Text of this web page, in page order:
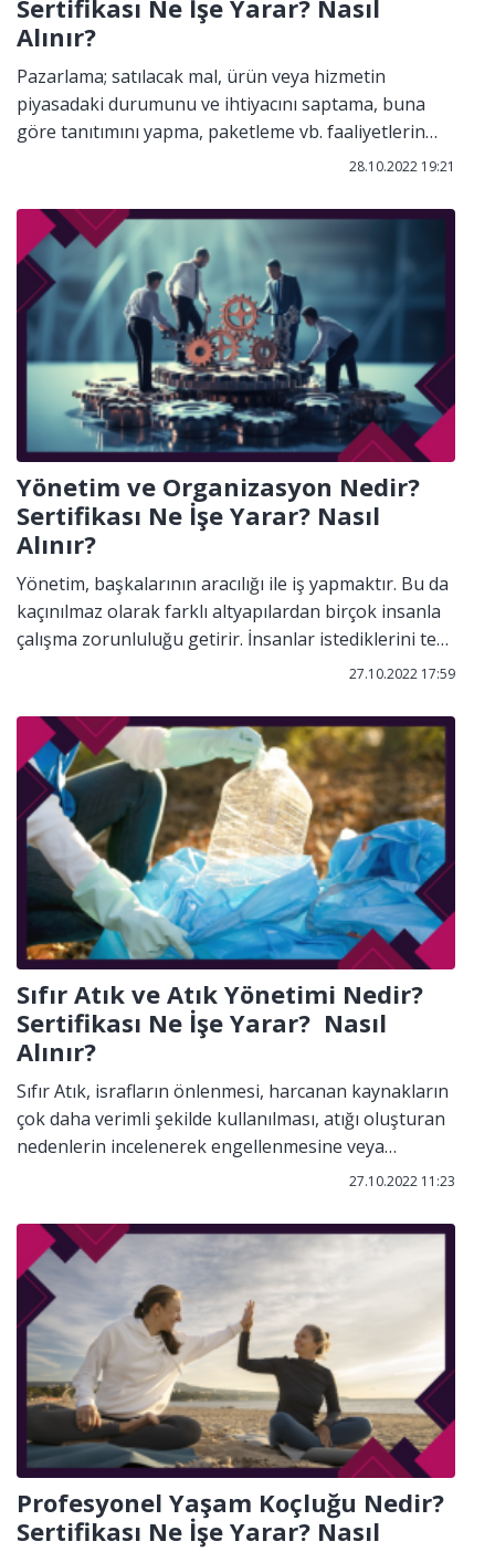
Sertifikası Ne İşe Yarar? Nasıl
Alınır?
Pazarlama; satılacak mal, ürün veya hizmetin
piyasadaki durumunu ve ihtiyacını saptama, buna
göre tanıtımını yapma, paketleme vb. faaliyetlerin
tümüdür. Ayrıca pazarlama, alıcıların neden rakip
marka için ciddi bir sorun olacaktır. Birçok kişi
pazarlamayı satış yapma sanatı zanneder. Halbuki
tüketicinin ihtiyaç ve isteklerini anlayıp buna göre
ürün sunulduğsından sizi tercih etmeleri gerektiğini
onlara öğrettiğiniz bir süreçtir.
28.10.2022 19:21
Yönetim ve Organizasyon Nedir?
Sertifikası Ne İşe Yarar? Nasıl
Alınır?
Yönetim, başkalarının aracılığı ile iş yapmaktır. Bu da
kaçınılmaz olarak farklı altyapılardan birçok insanla
çalışma zorunluluğu getirir. İnsanlar istediklerini tek
başlarına elde edemedikleri için diğerleriyle iş birliği
gereksinimlerini karşılarlar. Karşılıklı olan bu iş birliği
veya ilişkiler ancak yönetim ile yürütülebilir.
27.10.2022 17:59
Sıfır Atık ve Atık Yönetimi Nedir?
Sertifikası Ne İşe Yarar? Nasıl
Alınır?
Sıfır Atık, israfların önlenmesi, harcanan kaynakların
çok daha verimli şekilde kullanılması, atığı oluşturan
nedenlerin incelenerek engellenmesine veya
minimuma indirilmesine yönelik yapılan çalışmaların
toplanması ve geri dönüşümünün veya kazanımının
sağlanmasını hedefleyen atık yönetim felsefesidir.
27.10.2022 11:23
Profesyonel Yaşam Koçluğu Nedir?
Sertifikası Ne İşe Yarar? Nasıl